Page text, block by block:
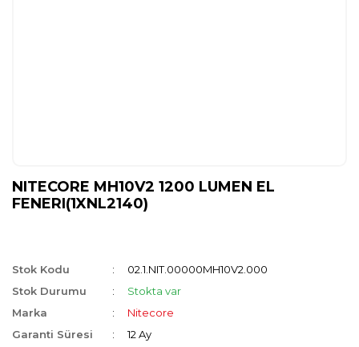
NITECORE MH10V2 1200 LUMEN EL
FENERI(1XNL2140)
Stok Kodu
02.1.NIT.00000MH10V2.000
Stok Durumu
Stokta var
Marka
Nitecore
Garanti Süresi
12 Ay